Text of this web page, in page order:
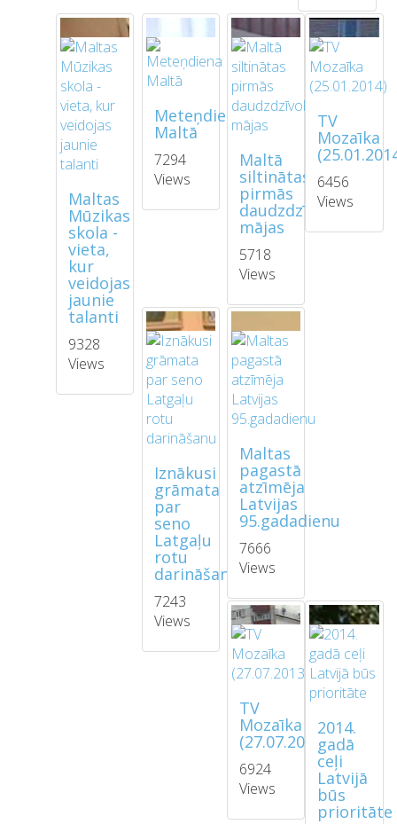
Maltas
Mūzikas
skola -
vieta,
kur
veidojas
jaunie
talanti
9328
Views
Meteņdiena
Maltā
7294
Views
Maltā
siltinātas
pirmās
daudzdzīvokļu
mājas
5718
Views
TV
Mozaīka
6456
Views
Iznākusi
grāmata
par
seno
Latgaļu
rotu
darināšanu
7243
Views
Maltas
pagastā
atzīmēja
Latvijas
95.gadadienu
7666
Views
TV
Mozaīka
(27.07.2013)
6924
Views
2014.
gadā
ceļi
Latvijā
būs
prioritāte